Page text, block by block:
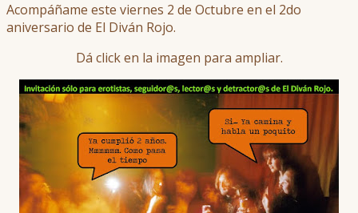
Acompáñame este viernes 2 de Octubre en el 2do
aniversario de El Diván Rojo.
Dá click en la imagen para ampliar.